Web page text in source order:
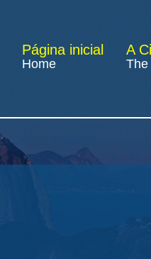
Página inicial
Home
A
The